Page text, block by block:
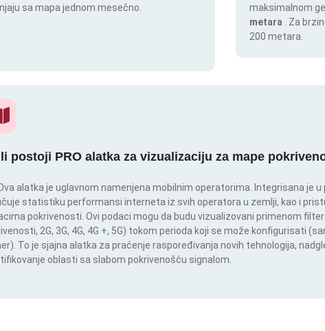
sa mapa jednom mesečno.
maksimalnom
metara
. Za
200 metara.
li postoji PRO alatka za vizualizaciju za mape
alatka je uglavnom namenjena mobilnim operatorima. Integrisana je
statistiku performansi interneta iz svih operatora u zemlji, kao i
pokrivenosti. Ovi podaci mogu da budu vizualizovani primenom
2G, 3G, 4G, 4G +, 5G) tokom perioda koji se može konfigurisati
To je sjajna alatka za praćenje raspoređivanja novih tehnologija,
oblasti sa slabom pokrivenošću signalom.